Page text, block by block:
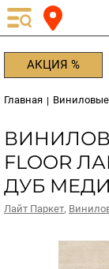
АКЦИЯ %
Главная |
FLOOR
ДУБ
Лайт Паркет,